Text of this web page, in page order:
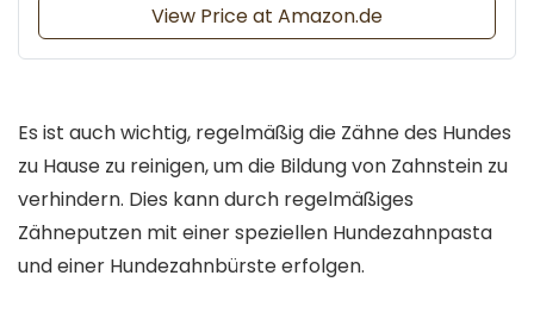
View Price at Amazon.de
Es ist auch wichtig, regelmäßig die Zähne des Hundes
zu Hause zu reinigen, um die Bildung von Zahnstein zu
verhindern. Dies kann durch regelmäßiges
Zähneputzen mit einer speziellen Hundezahnpasta
und einer Hundezahnbürste erfolgen.